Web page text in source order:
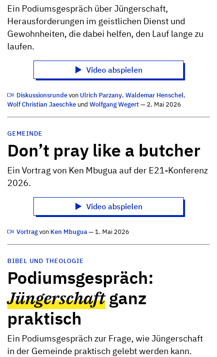
Ein Podiumsgespräch über Jüngerschaft,
Herausforderungen im geistlichen Dienst und
Gewohnheiten, die dabei helfen, den Lauf lange zu
laufen.
Video abspielen
Diskussionsrundevon Ulrich Parzany, Waldemar Henschel,
Wolf Christian Jaeschke und Wolfgang Wegert— 2. Mai 2026
GEMEINDE
Don’t pray like a butcher
Ein Vortrag von Ken Mbugua auf der E21-Konferenz
2026.
Video abspielen
Vortragvon Ken Mbugua— 1. Mai 2026
BIBEL UND THEOLOGIE
Podiumsgespräch:
Jüngerschaftganz
praktisch
Ein Podiumsgespräch zur Frage, wie Jüngerschaft
in der Gemeinde praktisch gelebt werden kann.